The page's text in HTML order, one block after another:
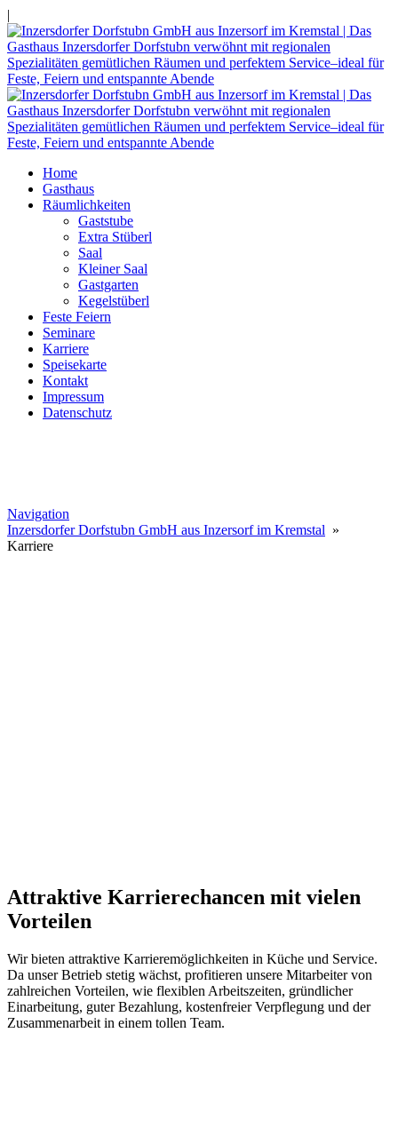
|
Home
Gasthaus
Räumlichkeiten
Gaststube
Extra Stüberl
Saal
Kleiner Saal
Gastgarten
Kegelstüberl
Feste Feiern
Seminare
Karriere
Speisekarte
Kontakt
Impressum
Datenschutz
Navigation
Inzersdorfer Dorfstubn GmbH aus Inzersorf im Kremstal »
Karriere
Attraktive Karrierechancen mit vielen
Vorteilen
Wir bieten attraktive Karrieremöglichkeiten in Küche und Service.
Da unser Betrieb stetig wächst, profitieren unsere Mitarbeiter von
zahlreichen Vorteilen, wie flexiblen Arbeitszeiten, gründlicher
Einarbeitung, guter Bezahlung, kostenfreier Verpflegung und der
Zusammenarbeit in einem tollen Team.